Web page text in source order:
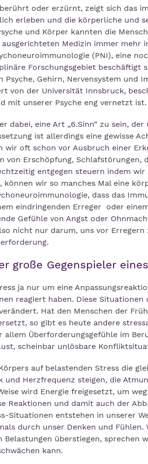
oder erzürnt, zeigt sich das
erleben und die körperliche und
und Körper kannten die
Medizin immer mehr
(PNI), eine
Forschungsgebiet
Psyche, Gehirn, Nervensystem und
von der Universität Innsbruck,
mit unserer Psyche eng vernetzt ist.
dabei, eine Art „6.Sinn“ zu sein,
ist allerdings eine gewisse
wir oft schon vor Ausbruch einer
Erschöpfung, Schlafstörungen,
entgegen steuern indem
können wir so manches Mal eine
dass das
eindringenden Erreger oder
Gefühle von Angst oder
nicht nur darum, uns vor
große Gegenspieler
ja nur um eine
reagiert haben. Diese Situationen
Hat den Menschen der
so gibt es heute andere
Überforderungsgefühle im
scheinbar unlösbare
auf belastenden Stress die
Herzfrequenz steigen, die
wird Energie freigesetzt, um
Reaktionen und damit auch der
Situationen entstehen in unserer
durch unser Denken und Fühlen.
Belastungen überstiegen, sprechen
kann.